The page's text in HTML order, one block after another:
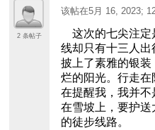
2 条帖子
该帖在5月 16, 2023;
这次的七尖注定
线却只有十三人
披上了素雅的银
烂的阳光。行走
在提醒我，我并
在雪坡上，要护
的徒步线路。